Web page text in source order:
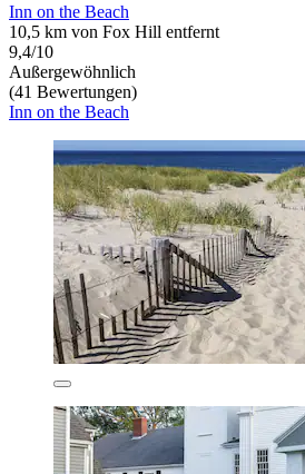
Inn on the Beach
10,5 km von Fox Hill entfernt
9,4/10
Außergewöhnlich
(41 Bewertungen)
Inn on the Beach